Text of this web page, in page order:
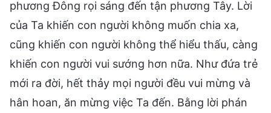
phương Đông rọi sáng đến tận phương Tây. Lời
của Ta khiến con người không muốn chia xa,
cũng khiến con người không thể hiểu thấu, càng
khiến con người vui sướng hơn nữa. Như đứa trẻ
mới ra đời, hết thảy mọi người đều vui mừng và
hân hoan, ăn mừng việc Ta đến. Bằng lời phán